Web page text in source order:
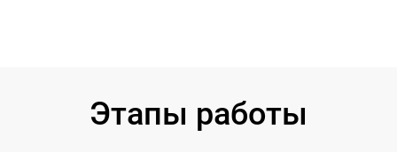
Этапы работы